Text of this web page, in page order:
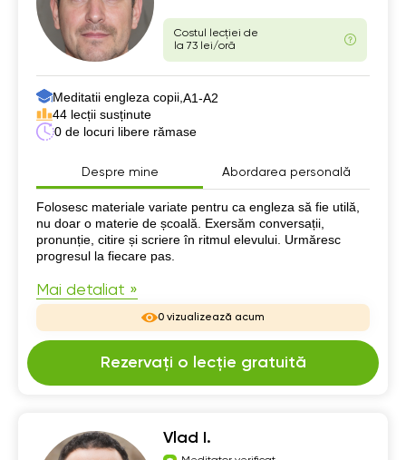
Costul lecției de
la 73 lei/oră
Meditatii engleza copii, А1-А2
44 lecții susținute
0 de locuri libere rămase
Despre mine Abordarea personală
Despre mine
Folosesc materiale variate pentru ca engleza să fie utilă,
nu doar o materie de școală. Exersăm conversații,
pronunție, citire și scriere în ritmul elevului. Urmăresc
progresul la fiecare pas.
Mai detaliat »
0 vizualizează acum
Rezervați o lecție gratuită
Vlad I.